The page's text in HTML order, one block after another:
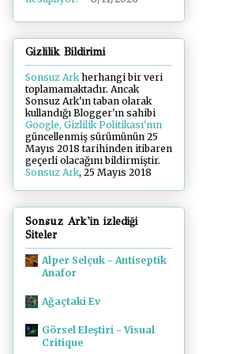
Gizlilik Bildirimi
Sonsuz Arkherhangi bir veri
toplamamaktadır. Ancak
Sonsuz Ark'ın taban olarak
kullandığı Blogger'ın sahibi
Google, Gizlilik Politikası'nın
güncellenmiş sürümünün 25
Mayıs 2018 tarihinden itibaren
geçerli olacağını bildirmiştir.
Sonsuz Ark, 25 Mayıs 2018
Sonsuz Ark'in izlediği
Siteler
Alper Selçuk - Antiseptik
Anafor
Ağaçtaki Ev
Görsel Eleştiri - Visual
Critique